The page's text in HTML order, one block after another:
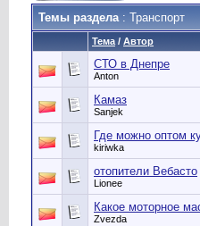
Темы раздела: Транспорт
Тема / Автор
СТО в Днепре
Anton
Камаз
Sanjek
Где можно оптом
kiriwka
отопители Вебасто
Lionee
Какое моторное
Zvezda